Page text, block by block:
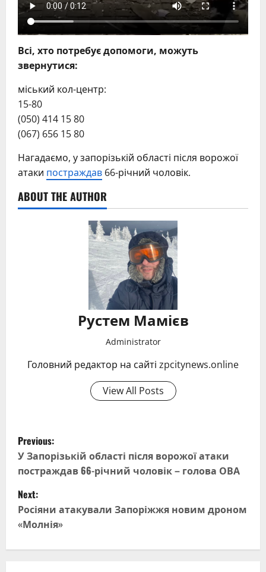
Всі, хто потребує допомоги, можуть
звернутися:
міський кол-центр:
15-80
(050) 414 15 80
(067) 656 15 80
Нагадаємо, у запорізькій області після ворожої
атаки постраждав 66-річний чоловік.
ABOUT THE AUTHOR
Рустем Мамієв
Administrator
Головний редактор на сайті zpcitynews.online
View All Posts
P
o
s
t
n
Previous:
У Запорізькій області після ворожої атаки
постраждав 66-річний чоловік – голова ОВА
Next:
Росіяни атакували Запоріжжя новим дроном
«Молнія»